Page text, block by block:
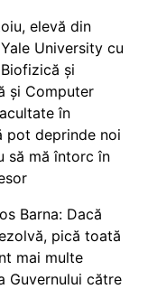
elevă din
University cu
și
și Computer
în
pot deprinde noi
să mă întorc în
Barna: Dacă
pică toată
mai multe
Guvernului către